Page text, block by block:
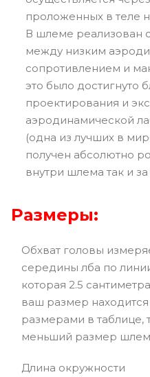
проложенных в теле
В шлеме реализован
между низким
сопротивлением и
это было достигнуто
проектирования и
аэродинамической
(одна из лучших в
получен абсолютно
внутри шлема так и
Размеры:
Обхват головы
середины лба по
которая 2.5
ваш размер
размерами в таблице,
меньший размер
Длина окружности